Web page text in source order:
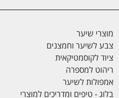
מוצרי שיער
צבע לשיער וחמצנים
ציוד לקוסמטיקאית
ריהוט למספרה
אמפולות לשיער
בלוג - טיפים ומדריכים למוצרי